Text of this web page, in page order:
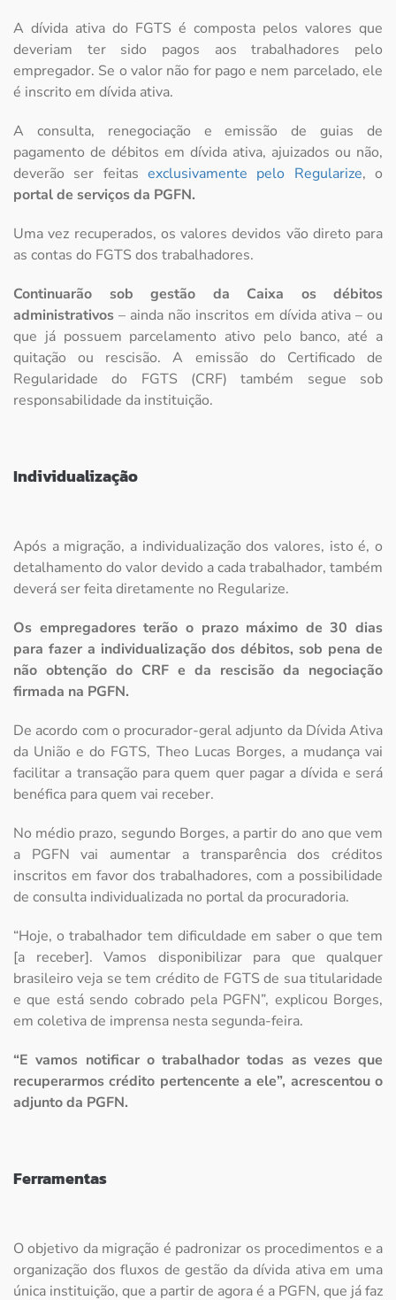
A dívida ativa do FGTS é composta pelos valores que
deveriam ter sido pagos aos trabalhadores pelo
empregador. Se o valor não for pago e nem parcelado, ele
é inscrito em dívida ativa.
A consulta, renegociação e emissão de guias de
pagamento de débitos em dívida ativa, ajuizados ou não,
deverão ser feitas exclusivamente pelo Regularize, o
portal de serviços da PGFN.
Uma vez recuperados, os valores devidos vão direto para
as contas do FGTS dos trabalhadores.
Continuarão sob gestão da Caixa os débitos
administrativos– ainda não inscritos em dívida ativa – ou
que já possuem parcelamento ativo pelo banco, até a
quitação ou rescisão. A emissão do Certificado de
Regularidade do FGTS (CRF) também segue sob
responsabilidade da instituição.
Individualização
Após a migração, a individualização dos valores, isto é, o
detalhamento do valor devido a cada trabalhador, também
deverá ser feita diretamente no Regularize.
Os empregadores terão o prazo máximo de 30 dias
para fazer a individualização dos débitos, sob pena de
não obtenção do CRF e da rescisão da negociação
firmada na PGFN.
De acordo com o procurador-geral adjunto da Dívida Ativa
da União e do FGTS, Theo Lucas Borges, a mudança vai
facilitar a transação para quem quer pagar a dívida e será
benéfica para quem vai receber.
No médio prazo, segundo Borges, a partir do ano que vem
a PGFN vai aumentar a transparência dos créditos
inscritos em favor dos trabalhadores, com a possibilidade
de consulta individualizada no portal da procuradoria.
“Hoje, o trabalhador tem dificuldade em saber o que tem
[a receber]. Vamos disponibilizar para que qualquer
brasileiro veja se tem crédito de FGTS de sua titularidade
e que está sendo cobrado pela PGFN”, explicou Borges,
em coletiva de imprensa nesta segunda-feira.
“E vamos notificar o trabalhador todas as vezes que
recuperarmos crédito pertencente a ele”, acrescentou o
adjunto da PGFN.
Ferramentas
O objetivo da migração é padronizar os procedimentos e a
organização dos fluxos de gestão da dívida ativa em uma
única instituição, que a partir de agora é a PGFN, que já faz